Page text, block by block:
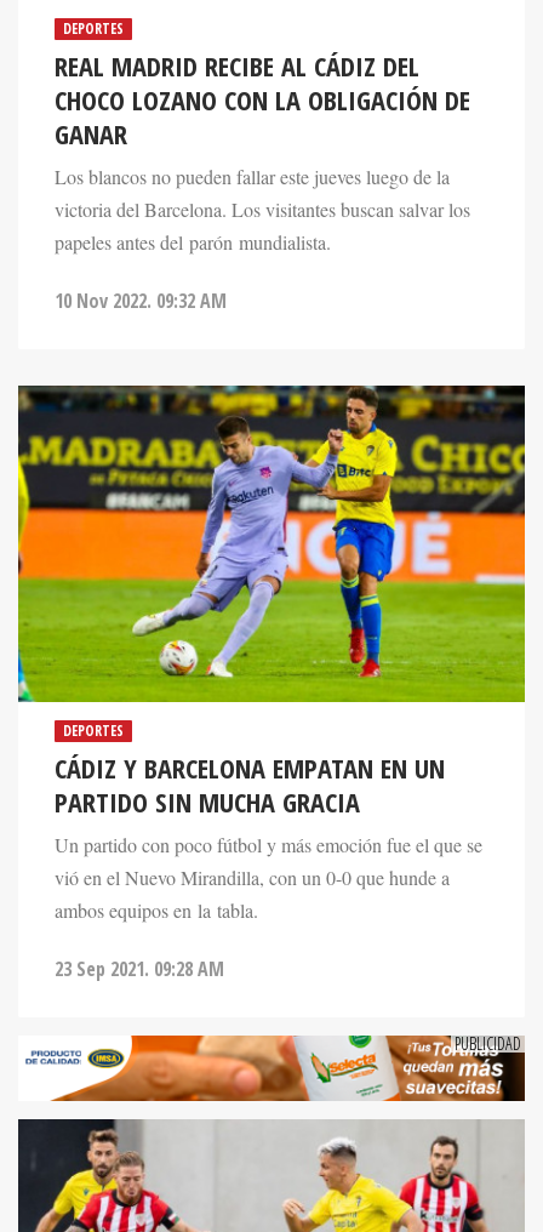
DEPORTES
REAL MADRID RECIBE AL CÁDIZ DEL
CHOCO LOZANO CON LA OBLIGACIÓN DE
GANAR
Los blancos no pueden fallar este jueves luego de la
victoria del Barcelona. Los visitantes buscan salvar los
papeles antes del parón mundialista.
10 Nov 2022. 09:32 AM
DEPORTES
CÁDIZ Y BARCELONA EMPATAN EN UN
PARTIDO SIN MUCHA GRACIA
Un partido con poco fútbol y más emoción fue el que se
vió en el Nuevo Mirandilla, con un 0-0 que hunde a
ambos equipos en la tabla.
23 Sep 2021. 09:28 AM